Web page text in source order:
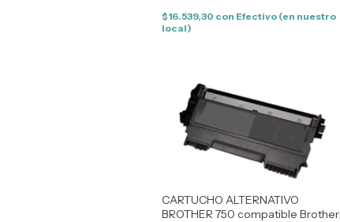
$16.539,30 con Efectivo (en nuestro
local)
CARTUCHO ALTERNATIVO
BROTHER 750 compatible Brother